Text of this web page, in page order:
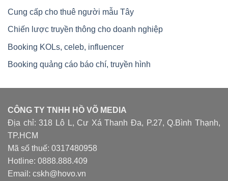
Cung cấp cho thuê người mẫu Tây
Chiến lược truyền thông cho doanh nghiệp
Booking KOLs, celeb, influencer
Booking quảng cáo báo chí, truyền hình
CÔNG TY TNHH HỒ VÕ MEDIA
Địa chỉ: 318 Lô L, Cư Xá Thanh Đa, P.27, Q.Bình Thạnh,
TP.HCM
Mã số thuế: 0317480958
Hotline: 0888.888.409
Email: cskh@hovo.vn